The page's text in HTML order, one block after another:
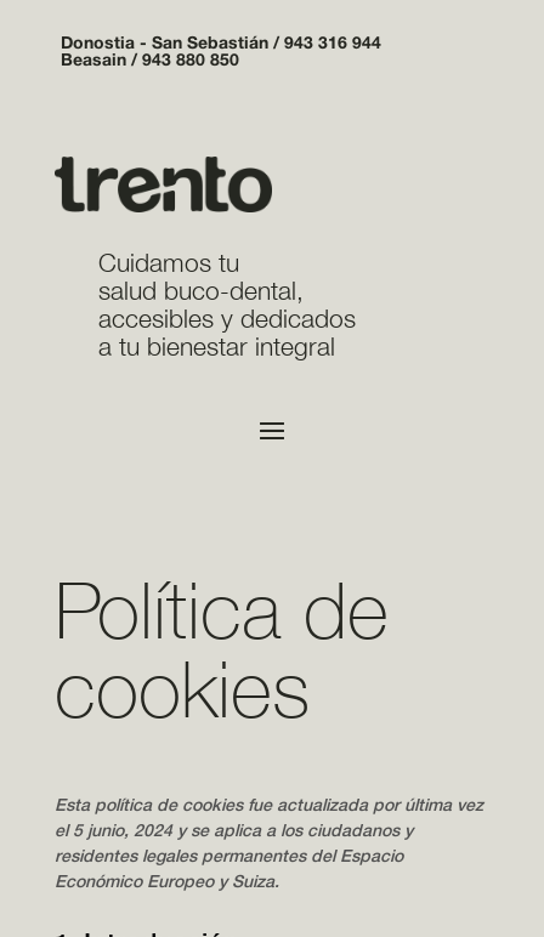
Donostia - San Sebastián / 943 316 944
Beasain / 943 880 850
Cuidamos tu
salud buco-dental,
accesibles y dedicados
a tu bienestar integral
Política de
cookies
Esta política de cookies fue actualizada por última vez
el 5 junio, 2024 y se aplica a los ciudadanos y
residentes legales permanentes del Espacio
Económico Europeo y Suiza.